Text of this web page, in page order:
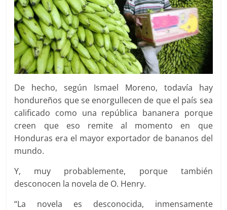
De hecho, según Ismael Moreno, todavía hay
hondureños que se enorgullecen de que el país sea
calificado como una república bananera porque
creen que eso remite al momento en que
Honduras era el mayor exportador de bananos del
mundo.
Y, muy probablemente, porque también
desconocen la novela de O. Henry.
“La novela es desconocida, inmensamente